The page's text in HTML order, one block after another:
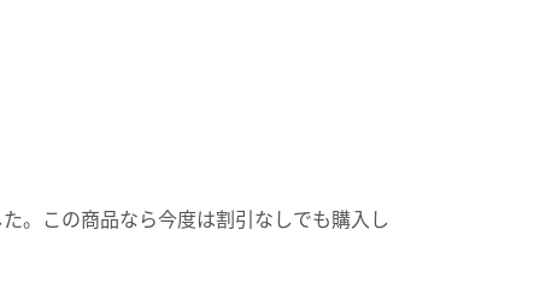
。この商品なら今度は割引なしでも購入し